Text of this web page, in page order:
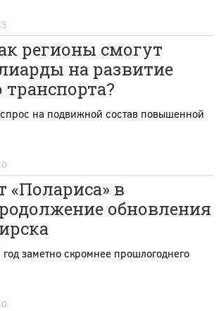
регионы смогут
на развитие
спрос на подвижной состав повышенной
«Полариса» в
обновления
заметно скромнее прошлогоднего